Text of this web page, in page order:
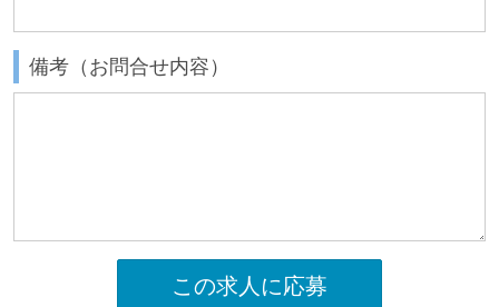
備考（お問合せ内容）
この求人に応募